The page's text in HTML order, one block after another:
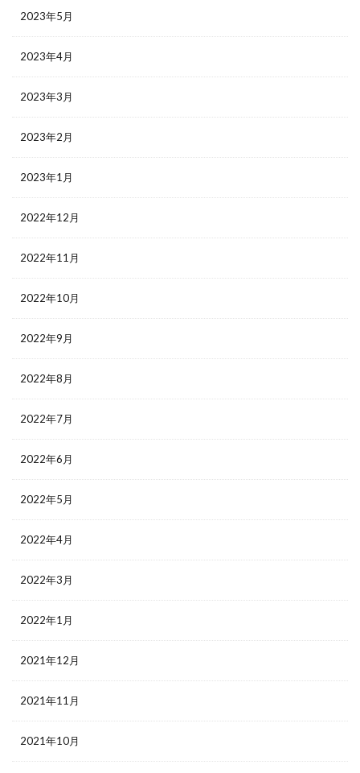
2023年5月
2023年4月
2023年3月
2023年2月
2023年1月
2022年12月
2022年11月
2022年10月
2022年9月
2022年8月
2022年7月
2022年6月
2022年5月
2022年4月
2022年3月
2022年1月
2021年12月
2021年11月
2021年10月